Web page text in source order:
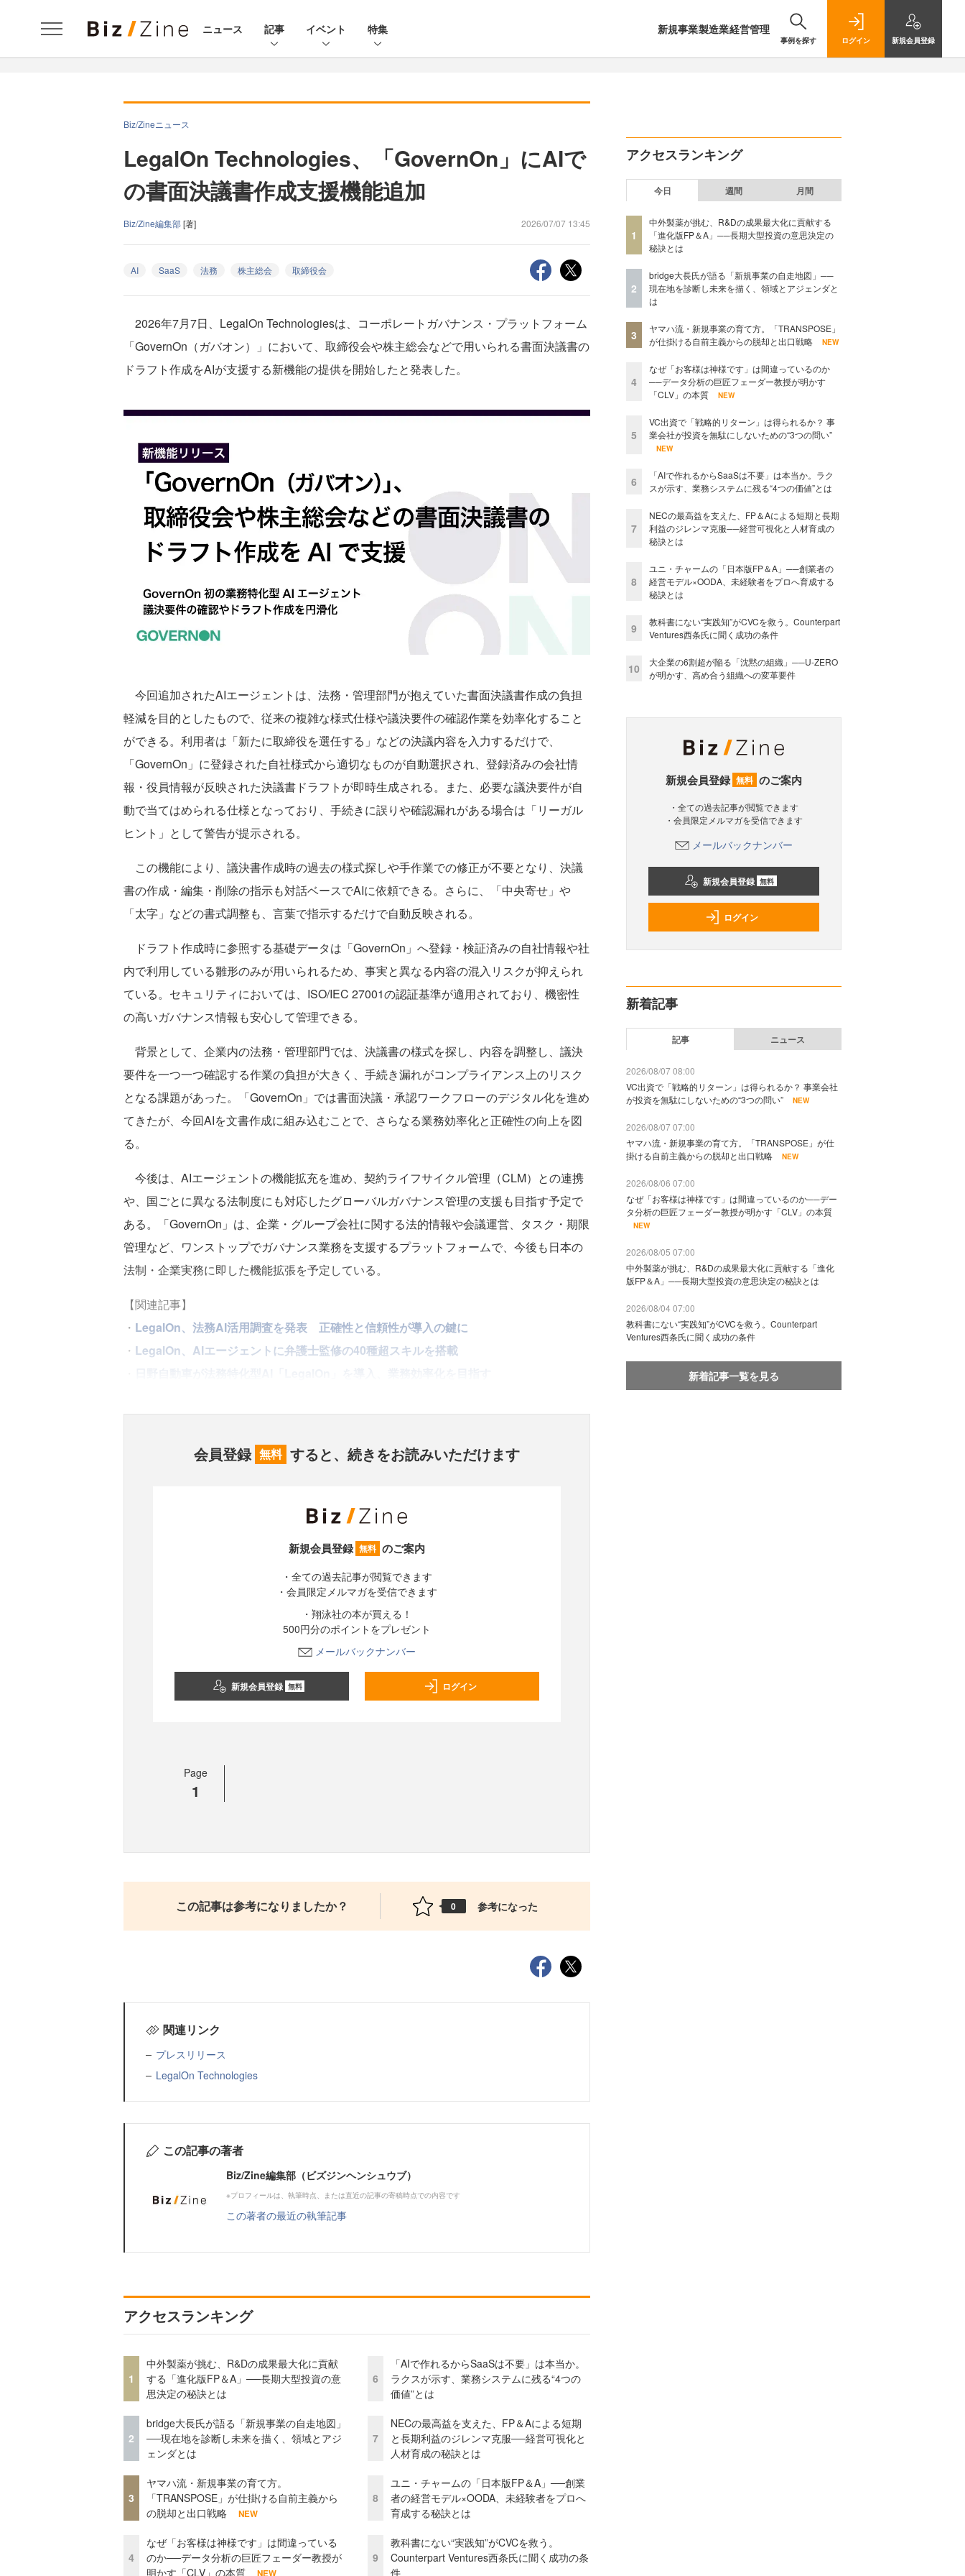
ニュース 記事 イベント 特集 新規事業製造業経営管理
事例を探す ログイン 新規会員登録
Biz/Zineニュース
LegalOn Technologies、「GovernOn」にAIで
の書面決議書作成支援機能追加
Biz/Zine編集部[著] 2026/07/07 13:45
AI SaaS 法務 株主総会 取締役会
2026年7月7日、LegalOn Technologiesは、コーポレートガバナンス・プラットフォーム
「GovernOn（ガバオン）」において、取締役会や株主総会などで用いられる書面決議書の
ドラフト作成をAIが支援する新機能の提供を開始したと発表した。
今回追加されたAIエージェントは、法務・管理部門が抱えていた書面決議書作成の負担
軽減を目的としたもので、従来の複雑な様式仕様や議決要件の確認作業を効率化すること
ができる。利用者は「新たに取締役を選任する」などの決議内容を入力するだけで、
「GovernOn」に登録された自社様式から適切なものが自動選択され、登録済みの会社情
報・役員情報が反映された決議書ドラフトが即時生成される。また、必要な議決要件が自
動で当てはめられる仕様となっており、手続きに誤りや確認漏れがある場合は「リーガル
ヒント」として警告が提示される。
この機能により、議決書作成時の過去の様式探しや手作業での修正が不要となり、決議
書の作成・編集・削除の指示も対話ベースでAIに依頼できる。さらに、「中央寄せ」や
「太字」などの書式調整も、言葉で指示するだけで自動反映される。
ドラフト作成時に参照する基礎データは「GovernOn」へ登録・検証済みの自社情報や社
内で利用している雛形のみが用いられるため、事実と異なる内容の混入リスクが抑えられ
ている。セキュリティにおいては、ISO/IEC 27001の認証基準が適用されており、機密性
の高いガバナンス情報も安心して管理できる。
背景として、企業内の法務・管理部門では、決議書の様式を探し、内容を調整し、議決
要件を一つ一つ確認する作業の負担が大きく、手続き漏れがコンプライアンス上のリスク
となる課題があった。「GovernOn」では書面決議・承認ワークフローのデジタル化を進め
てきたが、今回AIを文書作成に組み込むことで、さらなる業務効率化と正確性の向上を図
る。
今後は、AIエージェントの機能拡充を進め、契約ライフサイクル管理（CLM）との連携
や、国ごとに異なる法制度にも対応したグローバルガバナンス管理の支援も目指す予定で
ある。「GovernOn」は、企業・グループ会社に関する法的情報や会議運営、タスク・期限
管理など、ワンストップでガバナンス業務を支援するプラットフォームで、今後も日本の
法制・企業実務に即した機能拡張を予定している。
【関連記事】
・ LegalOn、法務AI活用調査を発表 正確性と信頼性が導入の鍵に
・ LegalOn、AIエージェントに弁護士監修の40種超スキルを搭載
会員登録 無料 すると、続きをお読みいただけます
新規会員登録 無料 のご案内
・全ての過去記事が閲覧できます
・会員限定メルマガを受信できます
・翔泳社の本が買える！
500円分のポイントをプレゼント
メールバックナンバー
新規会員登録 無料 ログイン
Page
1
この記事は参考になりましたか？ 0 参考になった
関連リンク
プレスリリース
LegalOn Technologies
この記事の著者
Biz/Zine編集部（ビズジンヘンシュウブ）
※プロフィールは、執筆時点、または直近の記事の寄稿時点での内容です
この著者の最近の執筆記事
アクセスランキング
1
中外製薬が挑む、R&Dの成果最大化に貢献
する「進化版FP＆A」──長期大型投資の意
思決定の秘訣とは
2
bridge大長氏が語る「新規事業の自走地図」
──現在地を診断し未来を描く、領域とアジ
ェンダとは
3
ヤマハ流・新規事業の育て方。
「TRANSPOSE」が仕掛ける自前主義から
の脱却と出口戦略
NEW
4
なぜ「お客様は神様です」は間違っている
のか──データ分析の巨匠フェーダー教授が
明かす「CLV」の本質
6
「AIで作れるからSaaSは不要」は本当か。
ラクスが示す、業務システムに残る“4つの
価値”とは
7
NECの最高益を支えた、FP＆Aによる短期
と長期利益のジレンマ克服──経営可視化と
人材育成の秘訣とは
8
ユニ・チャームの「日本版FP＆A」──創業
者の経営モデル×OODA、未経験者をプロへ
育成する秘訣とは
9
教科書にない“実践知”がCVCを救う。
Counterpart Ventures西条氏に聞く成功の条
件
アクセスランキング
今日 週間 月間
1
中外製薬が挑む、R&Dの成果最大化に貢献する
「進化版FP＆A」──長期大型投資の意思決定の
秘訣とは
2
bridge大長氏が語る「新規事業の自走地図」──
現在地を診断し未来を描く、領域とアジェンダと
は
3
ヤマハ流・新規事業の育て方。「TRANSPOSE」
が仕掛ける自前主義からの脱却と出口戦略
NEW
4
なぜ「お客様は神様です」は間違っているのか
──データ分析の巨匠フェーダー教授が明かす
「CLV」の本質
NEW
5
VC出資で「戦略的リターン」は得られるか？ 事
業会社が投資を無駄にしないための“3つの問い”
NEW
6
「AIで作れるからSaaSは不要」は本当か。ラク
スが示す、業務システムに残る“4つの価値”とは
7
NECの最高益を支えた、FP＆Aによる短期と長期
利益のジレンマ克服──経営可視化と人材育成の
秘訣とは
8
ユニ・チャームの「日本版FP＆A」──創業者の
経営モデル×OODA、未経験者をプロへ育成する
秘訣とは
9
教科書にない“実践知”がCVCを救う。Counterpart
Ventures西条氏に聞く成功の条件
10
大企業の6割超が陥る「沈黙の組織」──U-ZERO
が明かす、高め合う組織への変革要件
新規会員登録 無料 のご案内
・全ての過去記事が閲覧できます
・会員限定メルマガを受信できます
メールバックナンバー
新規会員登録 無料
ログイン
新着記事
記事 ニュース
2026/08/07 08:00
VC出資で「戦略的リターン」は得られるか？ 事業会社
が投資を無駄にしないための“3つの問い”
NEW
2026/08/07 07:00
ヤマハ流・新規事業の育て方。「TRANSPOSE」が仕
掛ける自前主義からの脱却と出口戦略
NEW
2026/08/06 07:00
なぜ「お客様は神様です」は間違っているのか──デー
タ分析の巨匠フェーダー教授が明かす「CLV」の本質
NEW
2026/08/05 07:00
中外製薬が挑む、R&Dの成果最大化に貢献する「進化
版FP＆A」──長期大型投資の意思決定の秘訣とは
2026/08/04 07:00
教科書にない“実践知”がCVCを救う。Counterpart
Ventures西条氏に聞く成功の条件
新着記事一覧を見る